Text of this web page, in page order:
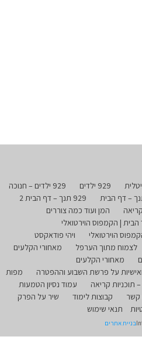
929 ילדים
929 ילדים – חנוכה
929 תנך – דף הבית 2
המן ועוד כמה צוררים
| הקמפוס הוירטואלי
הוירטואלי
ויהי פודאקסט
לצמוח מתוך הערפל
מאחורי הקלעים
מאחורי הקלעים
על פרשת השבוע וההפטרה
מפות
תוכניות קריאה
עמוד נסיון הטמעות
קשר קבוצות לימוד
שיר על הפרק
תנאי שימוש
בניית אתרים